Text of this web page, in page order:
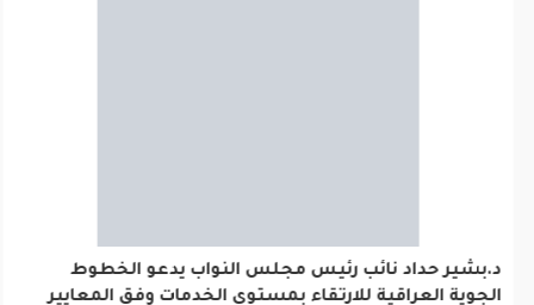
د.بشير حداد نائب رئيس مجلس النواب يدعو الخطوط
الجوية العراقية للارتقاء بمستوى الخدمات وفق المعايير